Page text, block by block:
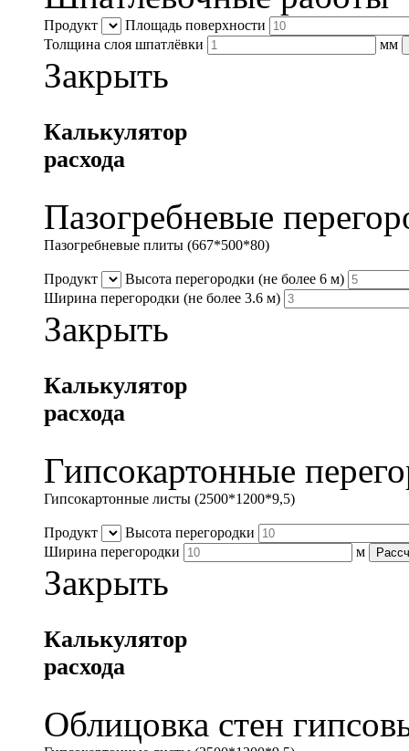
Продукт
Площадь поверхности
Толщина слоя шпатлёвки
мм
Закрыть
Калькулятор
расхода
Пазогребневые
Пазогребневые плиты (667*500*80)
Продукт Высота перегородки (не более 6 м)
Ширина перегородки (не более 3.6 м)
Закрыть
Калькулятор
расхода
Гипсокартонные
Гипсокартонные листы (2500*1200*9,5)
Продукт
Высота перегородки
Ширина перегородки
м
Закрыть
Калькулятор
расхода
Облицовка стен